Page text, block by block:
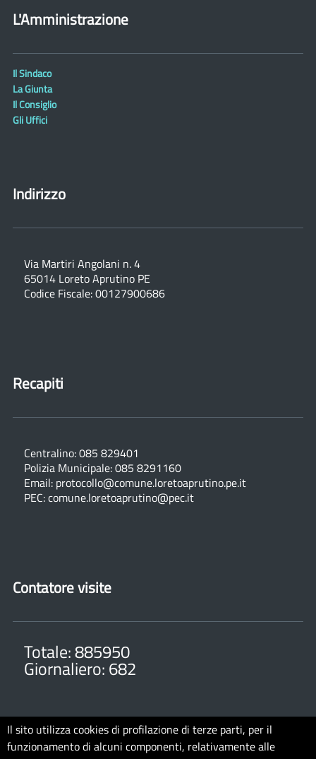
L'Amministrazione
Il Sindaco
La Giunta
Il Consiglio
Gli Uffici
Indirizzo
Via Martiri Angolani n. 4
65014 Loreto Aprutino PE
Codice Fiscale: 00127900686
Recapiti
Centralino: 085 829401
Polizia Municipale: 085 8291160
Email: protocollo@comune.loretoaprutino.pe.it
PEC: comune.loretoaprutino@pec.it
Contatore visite
Totale: 885950
Giornaliero: 682
Il sito utilizza cookies di profilazione di terze parti, per il
funzionamento di alcuni componenti, relativamente alle